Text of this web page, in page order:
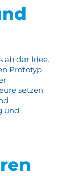
ab der Idee.
Prototyp
setzen
und